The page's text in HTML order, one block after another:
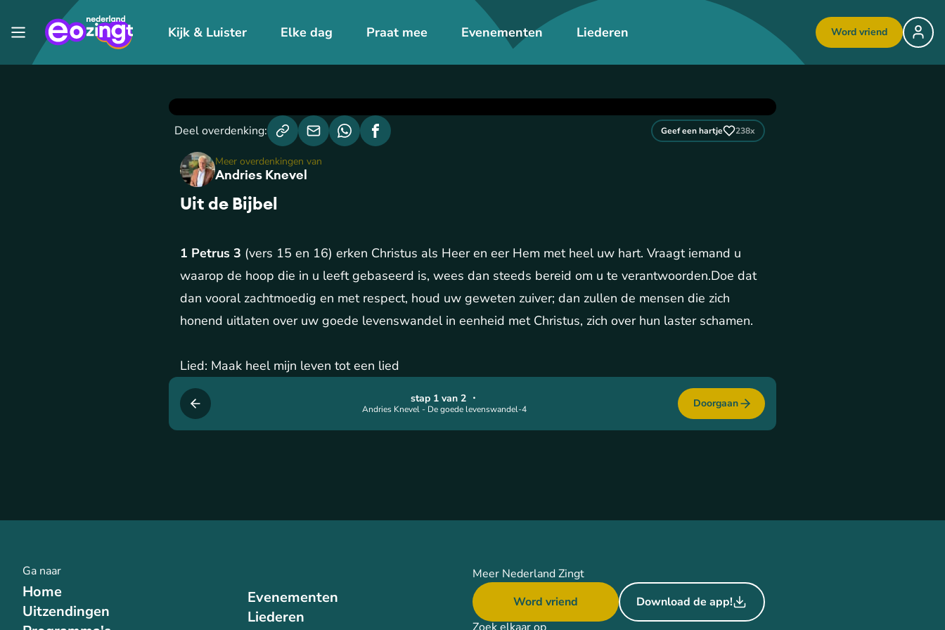
Kijk & Luister Elke dag Praat mee Evenementen Liederen Word vriend
Andries Knevel - De goede levenswandel-4
stap 1 van 2・ Doorgaan
Deel overdenking: Geef een hartje 238x
Andries Knevel
Meer overdenkingen van
Uit de Bijbel
1 Petrus 3 (vers 15 en 16) erken Christus als Heer en eer Hem met heel uw hart. Vraagt iemand u
waarop de hoop die in u leeft gebaseerd is, wees dan steeds bereid om u te verantwoorden.Doe dat
dan vooral zachtmoedig en met respect, houd uw geweten zuiver; dan zullen de mensen die zich
honend uitlaten over uw goede levenswandel in eenheid met Christus, zich over hun laster schamen.
Lied: Maak heel mijn leven tot een lied
Ga naar
Home
Uitzendingen
Evenementen
Liederen
Meer Nederland Zingt
Word vriend
Download de app!